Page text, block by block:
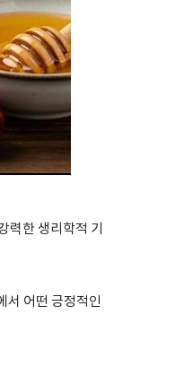
력한 생리학적 기
서 어떤 긍정적인